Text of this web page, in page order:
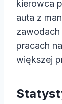
kierowca
auta z
pracach
większej